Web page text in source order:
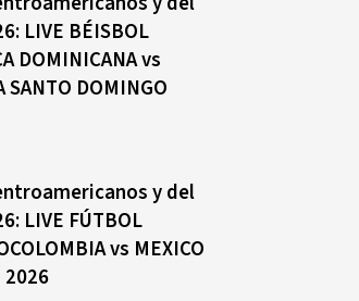
LIVE BÉISBOL
DOMINICANA vs
SANTO DOMINGO
y del
LIVE FÚTBOL
vs MEXICO
2026